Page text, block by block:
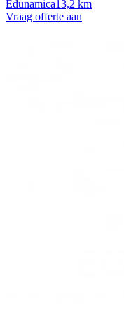
Edunamica13,2 km
Vraag offerte aan